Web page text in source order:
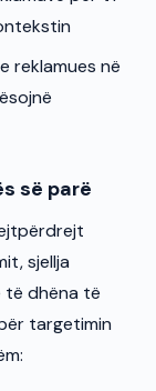
reklamues në
së parë
sjellja
të dhëna të
targetimin